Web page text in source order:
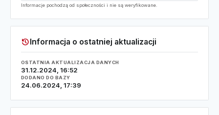
Informacje pochodzą od społeczności i nie są weryfikowane.
history Informacja o ostatniej aktualizacji
OSTATNIA AKTUALIZACJA DANYCH
31.12.2024, 16:52
DODANO DO BAZY
24.06.2024, 17:39